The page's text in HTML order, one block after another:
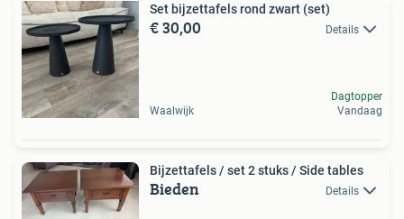
Set bijzettafels rond zwart (set)
€ 30,00 Details
Waalwijk
Dagtopper
Vandaag
Bijzettafels / set 2 stuks / Side tables
Bieden Details